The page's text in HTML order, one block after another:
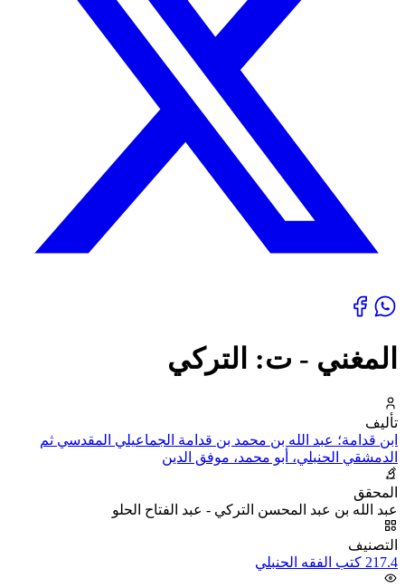
المغني - ت: التركي
تأليف
ابن قدامة؛ عبد الله بن محمد بن قدامة الجماعيلي المقدسي ثم
الدمشقي الحنبلي، أبو محمد، موفق الدين
المحقق
عبد الله بن عبد المحسن التركي - عبد الفتاح الحلو
التصنيف
217.4 كتب الفقه الحنبلي